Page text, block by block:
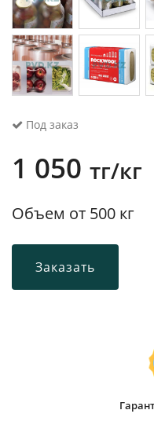
Под заказ
1 050 тг/кг
Объем от 500 кг
Заказать